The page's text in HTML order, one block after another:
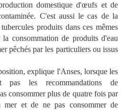
domestique d'œufs et de
C'est aussi le cas de la
produits dans ces mêmes
consommation de produits d'eau
pêchés par les particuliers ou issus
explique l'Anses, lorsque les
pas les recommandations de
consommer plus de quatre fois par
mer et de ne pas consommer de